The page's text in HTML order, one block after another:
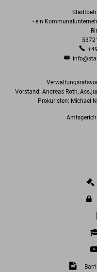
- ein
53721
Vorstand: Andreas Roth,
Prokuristen: Michael